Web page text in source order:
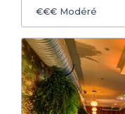
€€€ Modéré